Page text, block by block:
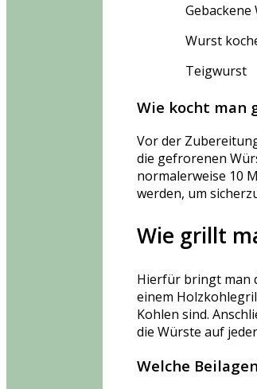
Gebackene
Wurst
Teigwurst
Wie kocht man
Vor der
die gefrorenen
normalerweise 10
werden, um
Wie grillt
Hierfür bringt man
einem
Kohlen sind.
die Würste auf
Welche